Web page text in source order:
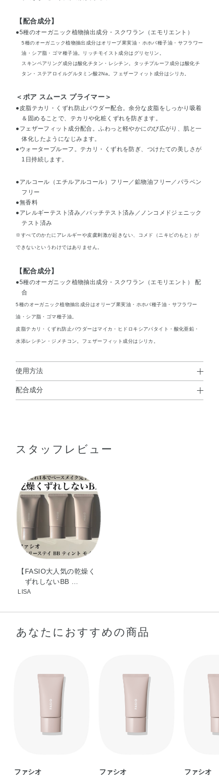
【配合成分】
●5種のオーガニック植物抽出成分・スクワラン（エモリエント）
5種のオーガニック植物抽出成分はオリーブ果実油・ホホバ種子油・サフラワー
油・シア脂・ゴマ種子油。リッチモイスト成分はグリセリン。
スキンペアリング成分は酸化チタン・レシチン。タッチプルーフ成分は酸化チ
タン・ステアロイルグルタミン酸2Na。フェザーフィット成分はシリカ。
＜ポア スムース プライマー＞
●皮脂テカリ・くずれ防止パウダー配合。余分な皮脂をしっかり吸着
＆固めることで、テカリや化粧くずれを防ぎます。
●フェザーフィット成分配合。ふわっと軽やかにのび広がり、肌と一
体化したようになじみます。
●ウォータープルーフ。テカリ・くずれを防ぎ、つけたての美しさが
1日持続します。
●アルコール（エチルアルコール）フリー／鉱物油フリー／パラベン
フリー
●無香料
●アレルギーテスト済み／パッチテスト済み／ノンコメドジェニック
テスト済み
※すべてのかたにアレルギーや皮虞剌激が起きない、コメド（ニキビのもと）が
できないというわけではありません。
【配合成分】
●5種のオーガニック植物抽出成分・スクワラン（エモリエント） 配
合
5種のオーガニック植物抽出成分はオリーブ果実油・ホホバ種子油・サフラワー
油・シア脂・ゴマ種子油。
皮脂テカリ・くずれ防止パウダーはマイカ・ヒドロキシアパタイト・酸化亜鉛・
水添レシチン・ジメチコン。フェザーフィット成分はシリカ。
使用方法
使用方法
＜ポア スムース プライマー＞
凸が気になる箇所に、 下から上に向かってくるくるとやさしくな
じませます。
その上から化粧下地、ファンデーションやパウダーで仕上げま
す。
配合成分
－9ポリジメチルシロキシエチルジメチコン・ジフェニル
ラメチルブチルフェノール・ラウリルPEG－9ポリジメチ
ルシロキシエチルジメチコン・ジステアルジモニウムヘク
トライト・オリーブ果実油・ゴマ種子油・サフラワー油・
シア脂・トコフェロール・ホホバ種子油・メドウフォーム
油・BG・BHT・（アクリレーツ／アクリル酸エチルヘキシ
ル／メタクリル酸ジメチコン）コポリマー・シリカ・ジメ
チコン・スクワラン・ステアラルコニウムヘクトライト・
ステアロイルグルタミン酸2Na・ダイマージリノール酸
（フィトステリル／イソステアリル／セチル／ステアリル
／ベヘニル）・トリエトキシカプリリルシラン・パルミチ
ポリイソブテン・フェノキシエタノール・マイカ・酸化チ
シクロメチコン・ジメチコンクロスポリマー・ポリメチル
シルセスキオキサン・ジフェニルシロキシフェニルトリメ
チコン・PEG－9ジメチコン・シリカ・オリーブ果実油・
ゴマ種子油・サフラワー油・シア脂・トコフェロール・ホ
キシアパタイト・レシチン・水添ポリイソブテン・水添レ
スタッフレビュー
【FASIO大人気の乾燥く
ずれしないBB …
LISA
あなたにおすすめの商品
ファシオ
ファシオ
ファシオ